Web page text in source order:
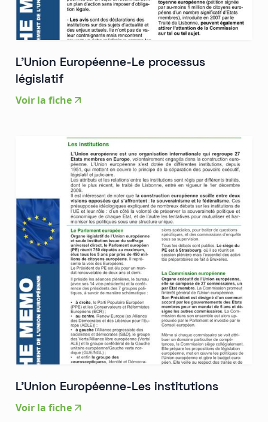
L'Union Européenne-Le processus
législatif
Voir la fiche
L'Union Européenne-Les institutions
Voir la fiche